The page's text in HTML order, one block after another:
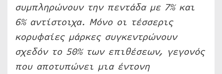
συμπληρώνουν την πεντάδα με 7% και
6% αντίστοιχα. Μόνο οι τέσσερις
κορυφαίες μάρκες συγκεντρώνουν
σχεδόν το 50% των επιθέσεων, γεγονός
που αποτυπώνει μια έντονη